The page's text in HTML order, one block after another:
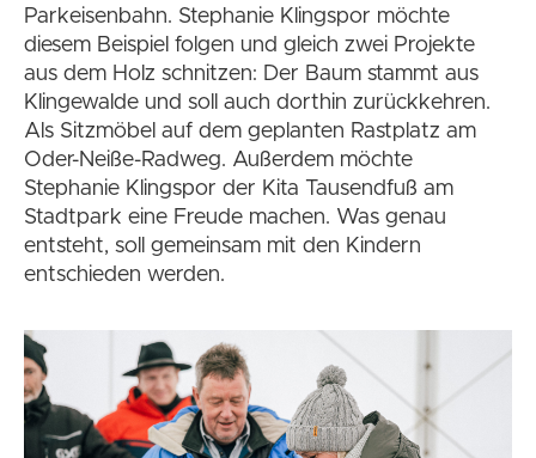
Parkeisenbahn. Stephanie Klingspor möchte
diesem Beispiel folgen und gleich zwei Projekte
aus dem Holz schnitzen: Der Baum stammt aus
Klingewalde und soll auch dorthin zurückkehren.
Als Sitzmöbel auf dem geplanten Rastplatz am
Oder-Neiße-Radweg. Außerdem möchte
Stephanie Klingspor der Kita Tausendfuß am
Stadtpark eine Freude machen. Was genau
entsteht, soll gemeinsam mit den Kindern
entschieden werden.